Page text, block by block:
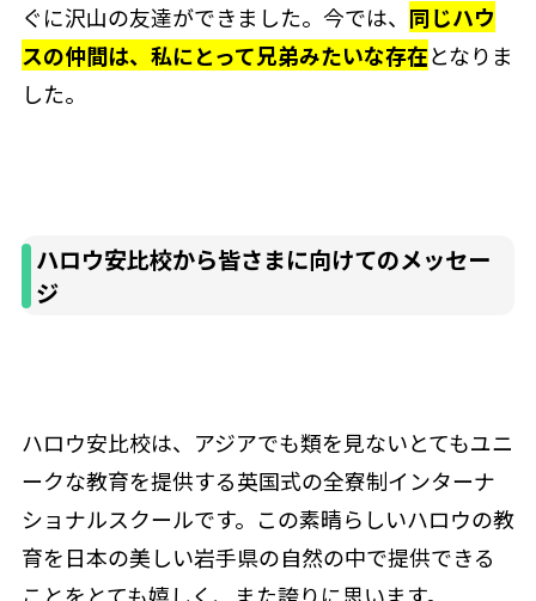
ぐに沢山の友達ができました。今では、 同じハウ
スの仲間は、私にとって兄弟みたいな存在となりま
した。
ハロウ安比校から皆さまに向けてのメッセー
ジ
ハロウ安比校は、アジアでも類を見ないとてもユニ
ークな教育を提供する英国式の全寮制インターナ
ショナルスクールです。この素晴らしいハロウの教
育を日本の美しい岩手県の自然の中で提供できる